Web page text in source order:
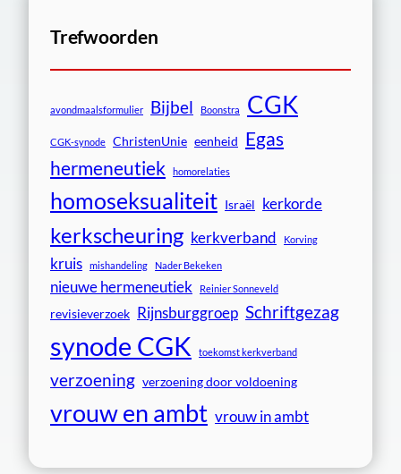
Trefwoorden
avondmaalsformulier Bijbel Boonstra CGK
CGK-synode ChristenUnie eenheid Egas
hermeneutiek
homorelaties
homoseksualiteit Israël kerkorde
kerkscheuring kerkverband Korving
kruis mishandeling Nader Bekeken
nieuwe hermeneutiek Reinier Sonneveld
revisieverzoek Rijnsburggroep Schriftgezag
synode CGK toekomst kerkverband
verzoening verzoening door voldoening
vrouw en ambt vrouw in ambt